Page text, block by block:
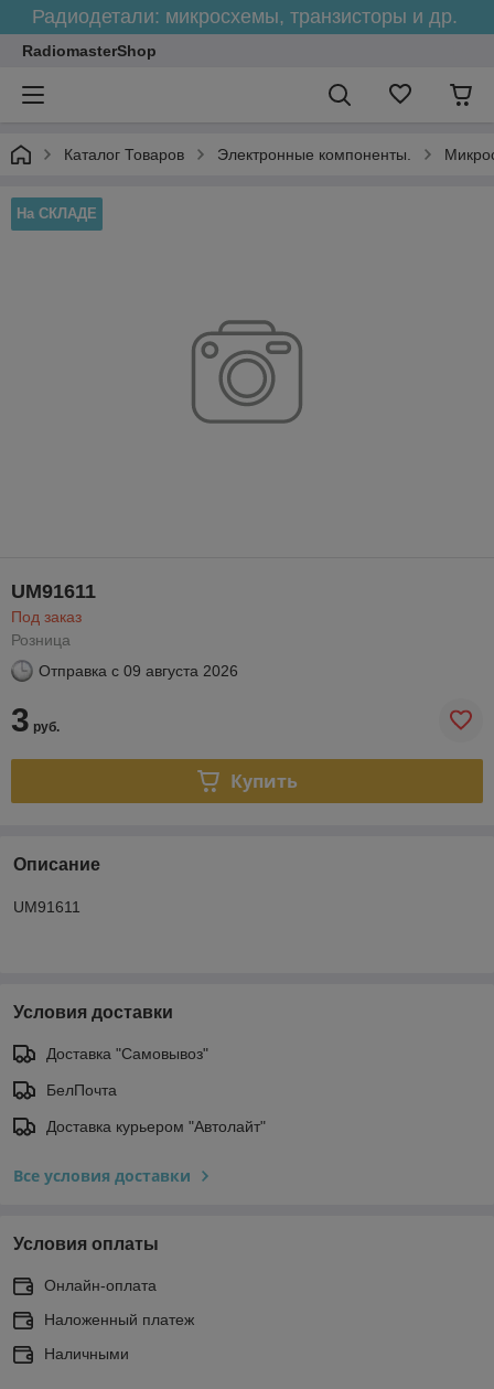
Радиодетали: микросхемы, транзисторы и др.
RadiomasterShop
Каталог Товаров Электронные компоненты.
На СКЛАДЕ
UM91611
Под заказ
Розница
Отправка с 09 августа 2026
3 руб.
Купить
Описание
UM91611
Условия доставки
Доставка "Самовывоз"
БелПочта
Доставка курьером "Автолайт"
Все условия доставки
Условия оплаты
Онлайн-оплата
Наложенный платеж
Наличными